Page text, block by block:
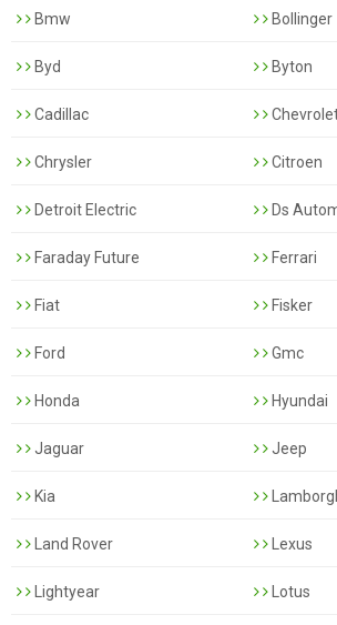
Bmw Bollinger
Byd Byton
Cadillac
Chrysler Citroen
Detroit Electric Ds
Faraday Future Ferrari
Fiat Fisker
Ford Gmc
Honda Hyundai
Jaguar Jeep
Kia
Land Rover Lexus
Lightyear Lotus